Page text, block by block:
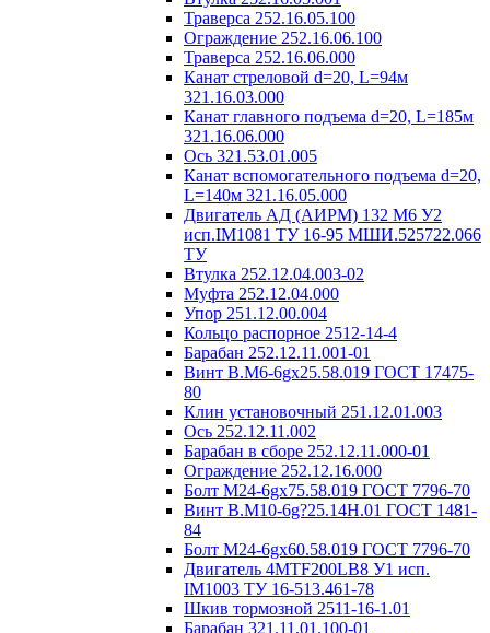
Траверса 252.16.05.100
Ограждение 252.16.06.100
Траверса 252.16.06.000
Канат стреловой d=20, L=94м
321.16.03.000
Канат главного подъема d=20, L=185м
321.16.06.000
Ось 321.53.01.005
Канат вспомогательного подъема d=20,
L=140м 321.16.05.000
Двигатель АД (АИРМ) 132 М6 У2
исп.IM1081 ТУ 16-95 МШИ.525722.066
ТУ
Втулка 252.12.04.003-02
Муфта 252.12.04.000
Упор 251.12.00.004
Кольцо распорное 2512-14-4
Барабан 252.12.11.001-01
Винт В.М6-6gх25.58.019 ГОСТ 17475-
80
Клин установочный 251.12.01.003
Ось 252.12.11.002
Барабан в сборе 252.12.11.000-01
Ограждение 252.12.16.000
Болт М24-6gх75.58.019 ГОСТ 7796-70
Винт В.М10-6g?25.14H.01 ГОСТ 1481-
84
Болт М24-6gх60.58.019 ГОСТ 7796-70
Двигатель 4MTF200LB8 У1 исп.
IM1003 ТУ 16-513.461-78
Шкив тормозной 2511-16-1.01
Барабан 321.11.01.100-01